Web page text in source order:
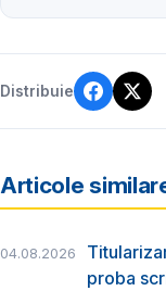
Distribuie
Articole
04.08.2026
proba